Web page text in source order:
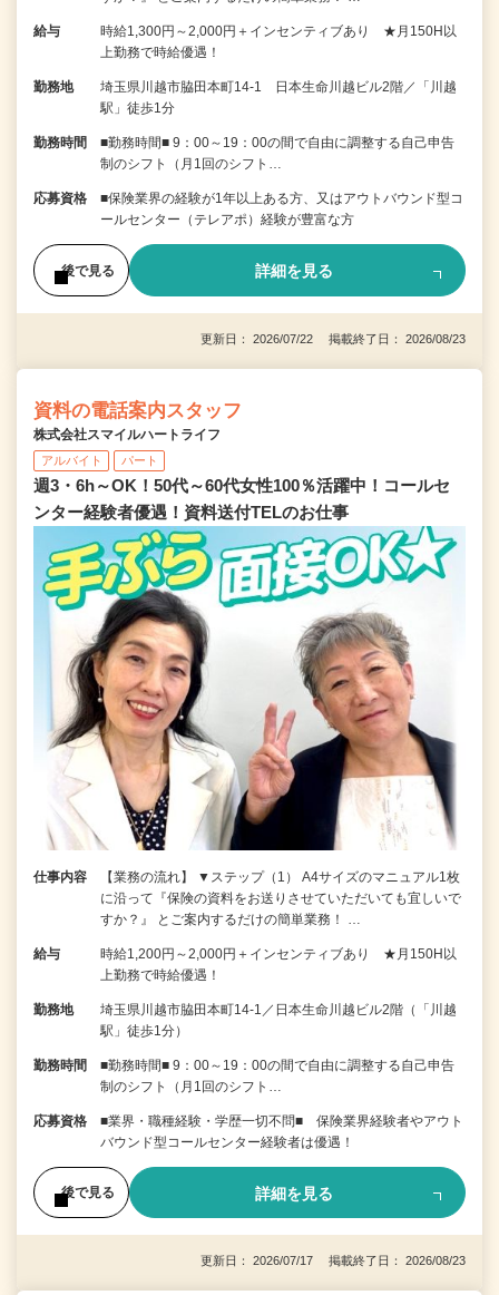
給与
時給1,300円～2,000円＋インセンティブあり ★月150H以
上勤務で時給優遇！
勤務地
埼玉県川越市脇田本町14-1 日本生命川越ビル2階／「川越
駅」徒歩1分
勤務時間
■勤務時間■ 9：00～19：00の間で自由に調整する自己申告
制のシフト（月1回のシフト…
応募資格
■保険業界の経験が1年以上ある方、又はアウトバウンド型コ
ールセンター（テレアポ）経験が豊富な方
後で見る 詳細を見る
更新日： 2026/07/22 掲載終了日： 2026/08/23
資料の電話案内スタッフ
株式会社スマイルハートライフ
アルバイト パート
週3・6h～OK！50代～60代女性100％活躍中！コールセ
ンター経験者優遇！資料送付TELのお仕事
仕事内容
【業務の流れ】 ▼ステップ（1） A4サイズのマニュアル1枚
に沿って『保険の資料をお送りさせていただいても宜しいで
すか？』 とご案内するだけの簡単業務！ …
給与
時給1,200円～2,000円＋インセンティブあり ★月150H以
上勤務で時給優遇！
勤務地
埼玉県川越市脇田本町14-1／日本生命川越ビル2階（「川越
駅」徒歩1分）
勤務時間
■勤務時間■ 9：00～19：00の間で自由に調整する自己申告
制のシフト（月1回のシフト…
応募資格
■業界・職種経験・学歴一切不問■ 保険業界経験者やアウト
バウンド型コールセンター経験者は優遇！
後で見る 詳細を見る
更新日： 2026/07/17 掲載終了日： 2026/08/23